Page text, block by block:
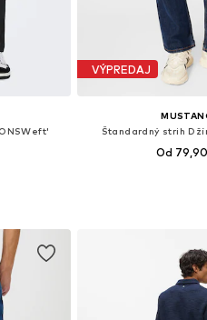
VÝPREDAJ
Štandardný strih
Od